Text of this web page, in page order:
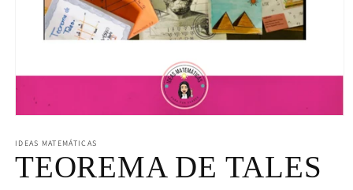
multimedia
1
una
IDEAS MATEMÁTICAS
TEOREMA DE TALES